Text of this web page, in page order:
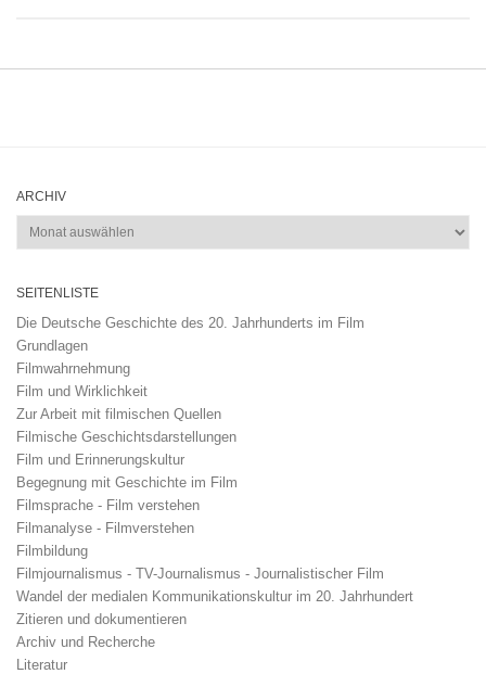
ARCHIV
Archiv
SEITENLISTE
Die Deutsche Geschichte des 20. Jahrhunderts im Film
Grundlagen
Filmwahrnehmung
Film und Wirklichkeit
Zur Arbeit mit filmischen Quellen
Filmische Geschichtsdarstellungen
Film und Erinnerungskultur
Begegnung mit Geschichte im Film
Filmsprache - Film verstehen
Filmanalyse - Filmverstehen
Filmbildung
Filmjournalismus - TV-Journalismus - Journalistischer Film
Wandel der medialen Kommunikationskultur im 20. Jahrhundert
Zitieren und dokumentieren
Archiv und Recherche
Literatur